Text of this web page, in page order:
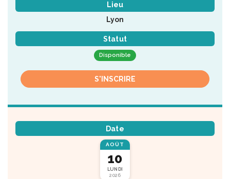
Lieu
Lyon
Statut
Disponible
S'INSCRIRE
Date
AOÛT
10
LUNDI
2026